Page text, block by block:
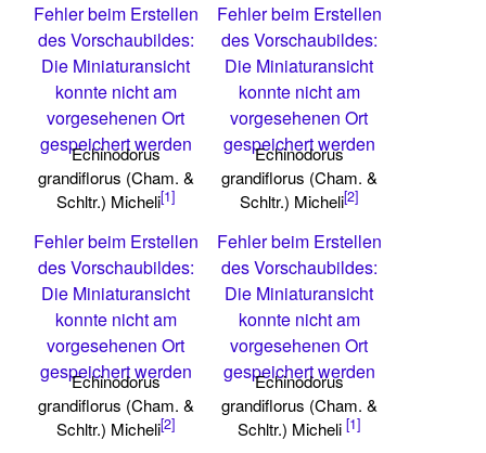
Fehler beim Erstellen
des Vorschaubildes:
Die Miniaturansicht
konnte nicht am
vorgesehenen Ort
gespeichert werden
Echinodorus
grandiflorus (Cham. &
Schltr.) Micheli[1]
Fehler beim Erstellen
des Vorschaubildes:
Die Miniaturansicht
konnte nicht am
vorgesehenen Ort
gespeichert werden
Echinodorus
grandiflorus (Cham. &
Schltr.) Micheli[2]
Fehler beim Erstellen
des Vorschaubildes:
Die Miniaturansicht
konnte nicht am
vorgesehenen Ort
gespeichert werden
Echinodorus
grandiflorus (Cham. &
Schltr.) Micheli[2]
Fehler beim Erstellen
des Vorschaubildes:
Die Miniaturansicht
konnte nicht am
vorgesehenen Ort
gespeichert werden
Echinodorus
grandiflorus (Cham. &
Schltr.) Micheli [1]